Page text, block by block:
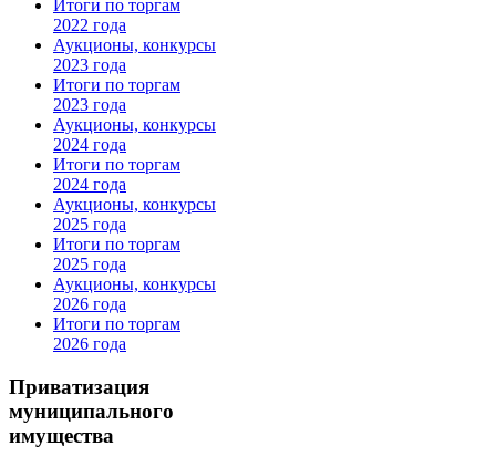
Итоги по торгам
2022 года
Аукционы, конкурсы
2023 года
Итоги по торгам
2023 года
Аукционы, конкурсы
2024 года
Итоги по торгам
2024 года
Аукционы, конкурсы
2025 года
Итоги по торгам
2025 года
Аукционы, конкурсы
2026 года
Итоги по торгам
2026 года
Приватизация
муниципального
имущества